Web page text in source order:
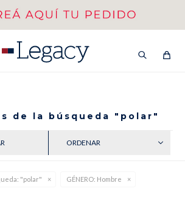
de la búsqueda "polar"
"polar" GÉNERO: Hombre
COLECCIÓN DE HOMBRE